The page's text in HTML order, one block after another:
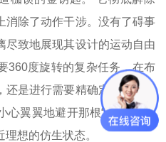
消除了动作干涉。没有了碍事
尽致地展现其设计的运动自由
360度旋转的复杂任务，在布
还是进行需要精确定位的微创
心翼翼地避开那根“尾巴”，动
想的仿生状态。